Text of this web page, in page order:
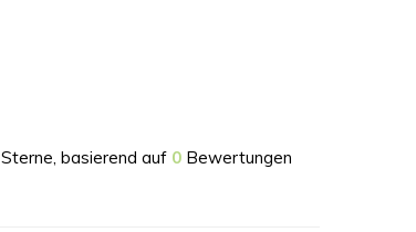
Sterne, basierend auf 0 Bewertungen